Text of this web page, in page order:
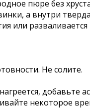
пюре без
а внутри
или
Не солите.
добавьте
некоторое